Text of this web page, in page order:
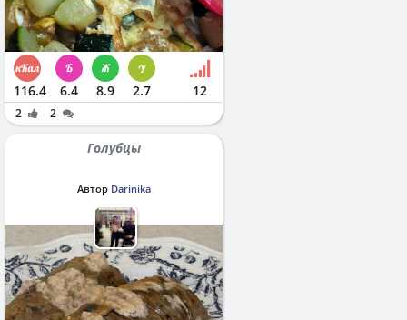
116.4 6.4 8.9 2.7 12
2 2
Голубцы
Автор Darinika